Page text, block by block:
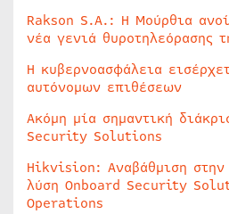
Rakson S.A.: Η Μούρθια
νέα γενιά θυροτηλεόρασης
Η κυβερνοασφάλεια
αυτόνομων επιθέσεων
Ακόμη μία σημαντική
Security Solutions
Hikvision: Αναβάθμιση στην
λύση Onboard Security
Operations